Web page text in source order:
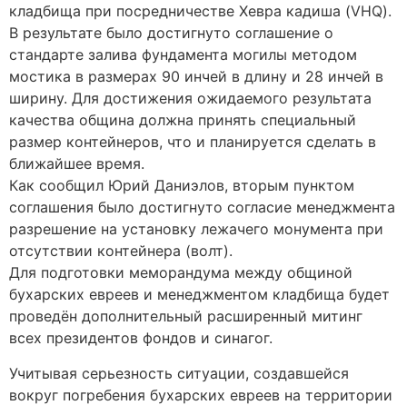
кладбища при посредничестве Хевра кадиша (VHQ).
В результате было достигнуто соглашение о
стандарте залива фундамента могилы методом
мостика в размерах 90 инчей в длину и 28 инчей в
ширину. Для достижения ожидаемого результата
качества община должна принять специальный
размер контейнеров, что и планируется сделать в
ближайшее время.
Как сообщил Юрий Даниэлов, вторым пунктом
соглашения было достигнуто согласие менеджмента
разрешение на установку лежачего монумента при
отсутствии контейнера (волт).
Для подготовки меморандума между общиной
бухарских евреев и менеджментом кладбища будет
проведён дополнительный расширенный митинг
всех президентов фондов и синагог.
Учитывая серьезность ситуации, создавшейся
вокруг погребения бухарских евреев на территории